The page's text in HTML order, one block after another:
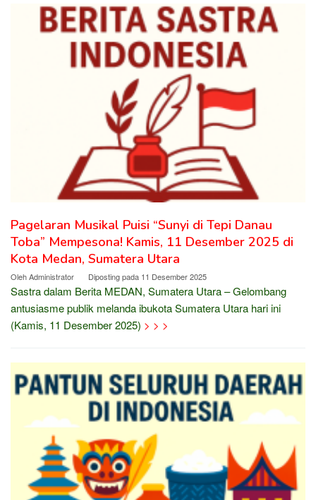
Pagelaran Musikal Puisi “Sunyi di Tepi Danau
Toba” Mempesona! Kamis, 11 Desember 2025 di
Kota Medan, Sumatera Utara
OlehAdministrator Diposting pada 11 Desember 2025
Sastra dalam Berita MEDAN, Sumatera Utara – Gelombang
antusiasme publik melanda ibukota Sumatera Utara hari ini
(Kamis, 11 Desember 2025) > > >